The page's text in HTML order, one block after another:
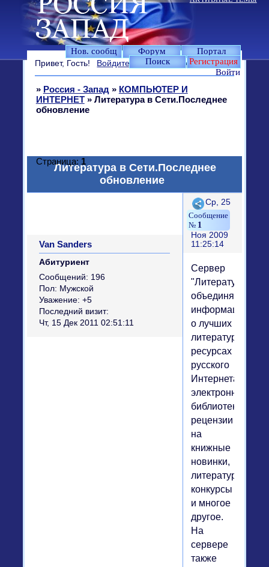
Нов. сообщ Форум
Портал
Поиск
Регистрация
Войти
Привет, Гость! Войдите илизарегистрируйтесь.
» Россия - Запад » КОМПЬЮТЕР И
ИНТЕРНЕТ » Литература в Сети.Последнее
обновление
Литература в Сети.Последнее
обновление
Страница: 1
Поделиться
1
Ср, 25
Ноя 2009
11:25:14
Van Sandеrs
Абитуриент
Сообщений: 196
Пол: Мужской
Уважение: +5
Последний визит:
Чт, 15 Дек 2011 02:51:11
Сервер
"Литература"
объединяет
информацию
о лучших
литературных
ресурсах
русского
Интернета:
электронные
библиотеки,
рецензии
на
книжные
новинки,
литературные
конкурсы
и многое
другое.
На
сервере
также